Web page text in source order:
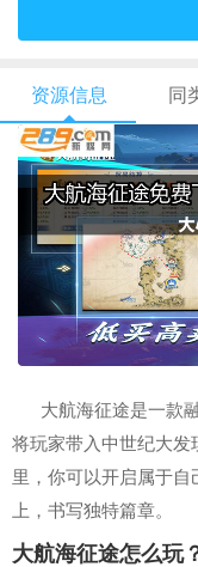
资源信息 同
大航海征途是一款
将玩家带入中世纪大
里，你可以开启属于
上，书写独特篇章。
大航海征途怎么玩